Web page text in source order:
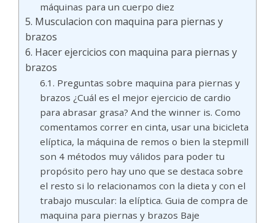
máquinas para un cuerpo diez
Musculacion con maquina para piernas y
brazos
Hacer ejercicios con maquina para piernas y
brazos
Preguntas sobre maquina para piernas y
brazos ¿Cuál es el mejor ejercicio de cardio
para abrasar grasa? And the winner is. Como
comentamos correr en cinta, usar una bicicleta
elíptica, la máquina de remos o bien la stepmill
son 4 métodos muy válidos para poder tu
propósito pero hay uno que se destaca sobre
el resto si lo relacionamos con la dieta y con el
trabajo muscular: la elíptica. Guia de compra de
maquina para piernas y brazos Baje